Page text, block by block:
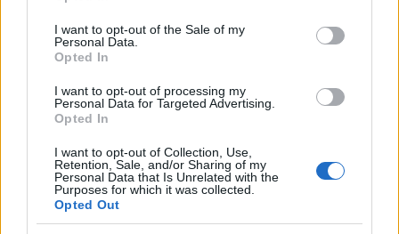
use your data for below specified purposes in below Google
consent section.
I want to opt-out of the Sale of my
Personal Data.
Opted In
I want to opt-out of processing my
Personal Data for Targeted Advertising.
Opted In
I want to opt-out of Collection, Use,
Retention, Sale, and/or Sharing of my
Personal Data that Is Unrelated with the
Purposes for which it was collected.
Opted Out
– Στα 446 εκατ. ευρώ τα
EBITDA
Η συμφωνία Arval-Athlon αναδιαμορφώνει την αγορά leasing